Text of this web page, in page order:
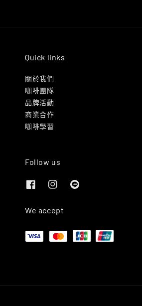
Quick links
關於我們
咖啡團隊
品牌活動
商業合作
咖啡學習
Follow us
We accept